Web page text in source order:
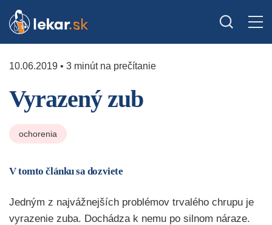
10.06.2019 • 3 minút na prečítanie
Vyrazený zub
ochorenia
V tomto článku sa dozviete
Jedným z najvážnejších problémov trvalého chrupu je
vyrazenie zuba. Dochádza k nemu po silnom náraze.